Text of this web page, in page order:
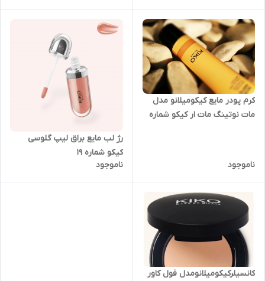
کرم پودر مایع کیکومیلانو مدل
مات نوتینگ مات ار کیکو شماره
ناموجود
رژ لب مایع براق لیپ گلوسی
کیکو شماره 19
ناموجود
کانسیلرکیکومیلانومدل فول کاور